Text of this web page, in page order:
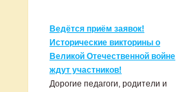
Ведётся приём заявок!
Исторические викторины о
Великой Отечественной войне
ждут участников!
Дорогие педагоги, родители и